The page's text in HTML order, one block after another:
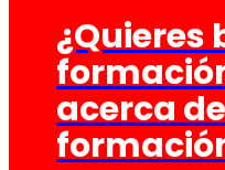
¿Quieres
acerca